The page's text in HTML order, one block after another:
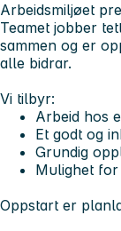
Arbeidsmiljøet
Teamet jobber
sammen og er
alle bidrar.
Vi tilbyr:
Arbeid hos
Et godt og
Grundig
Mulighet for
Oppstart er